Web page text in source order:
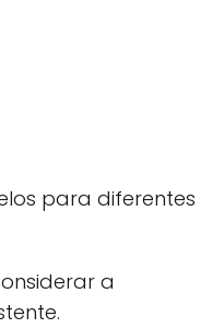
para diferentes
a